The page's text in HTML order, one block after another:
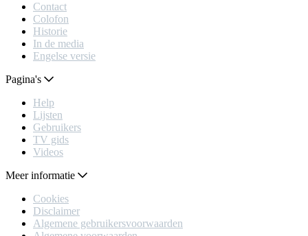
Contact
Colofon
Historie
In de media
Engelse versie
Pagina's
Help
Lijsten
Gebruikers
TV gids
Videos
Meer informatie
Cookies
Disclaimer
Algemene gebruikersvoorwaarden